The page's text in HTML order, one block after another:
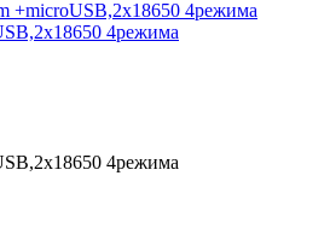
4режима
4режима